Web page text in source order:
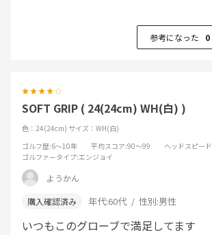
参考になった 0
SOFT GRIP ( 24(24cm) WH(白) )
色：24(24cm) サイズ：WH(白)
ゴルフ歴:6～10年 平均スコア:90～99 ヘッドスピード
ゴルファータイプ:エンジョイ
ようかん
年代:60代 性別:男性
いつもこのグローブで満足してます